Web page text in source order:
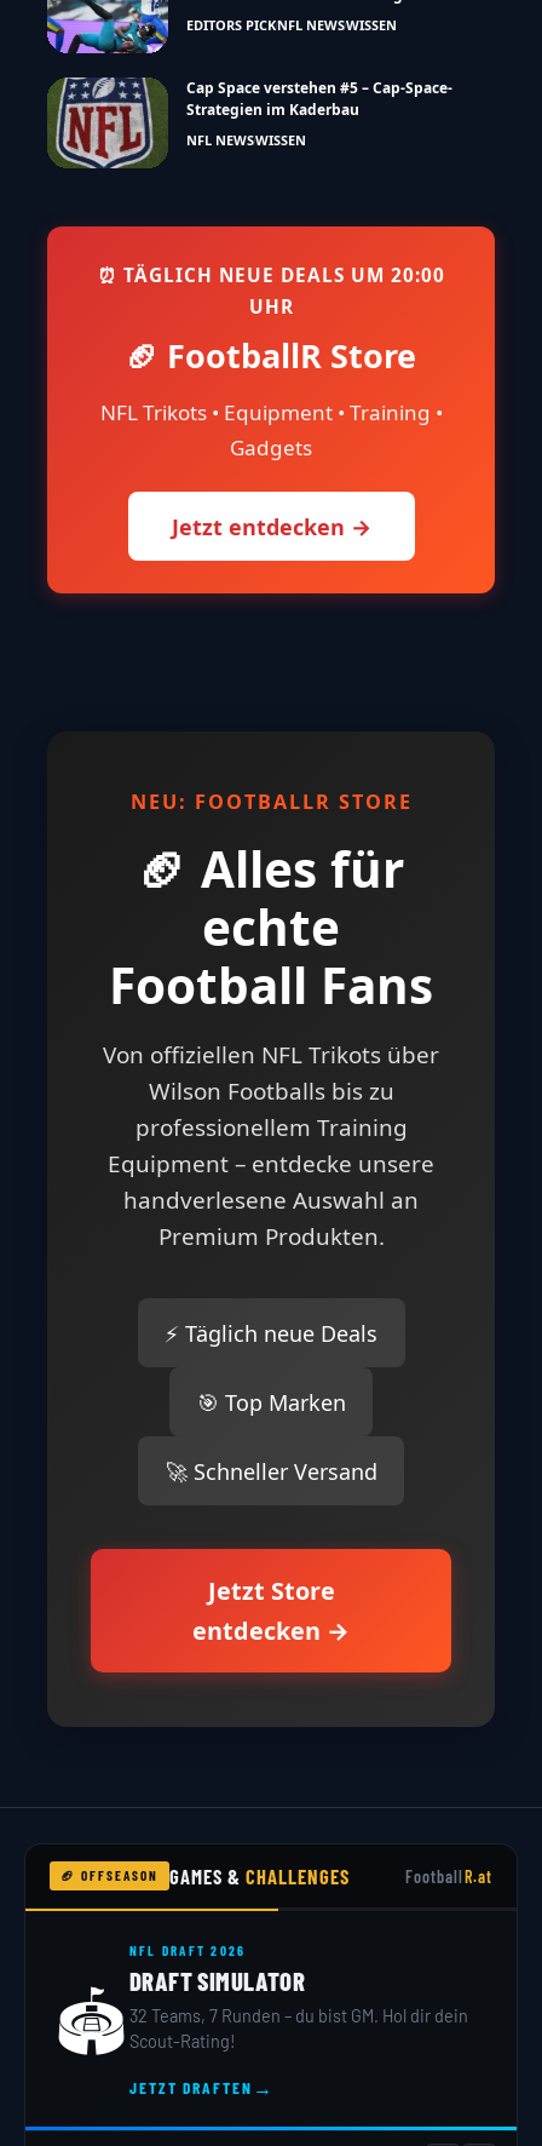
EDITORS PICKNFL NEWSWISSEN
Cap Space verstehen #5 – Cap-Space-
Strategien im Kaderbau
NFL NEWSWISSEN
⏰ TÄGLICH NEUE DEALS UM 20:00
UHR
🏈 FootballR Store
NFL Trikots • Equipment • Training •
Gadgets
Jetzt entdecken →
NEU: FOOTBALLR STORE
🏈 Alles für
echte
Football Fans
Von offiziellen NFL Trikots über
Wilson Footballs bis zu
professionellem Training
Equipment – entdecke unsere
handverlesene Auswahl an
Premium Produkten.
⚡ Täglich neue Deals
🎯 Top Marken
🚀 Schneller Versand
Jetzt Store
entdecken →
🏈 OFFSEASON GAMES &CHALLENGES FootballR.at
🏟️
NFL DRAFT 2026
DRAFT SIMULATOR
32 Teams, 7 Runden – du bist GM. Hol dir dein
Scout-Rating!
JETZT DRAFTEN →